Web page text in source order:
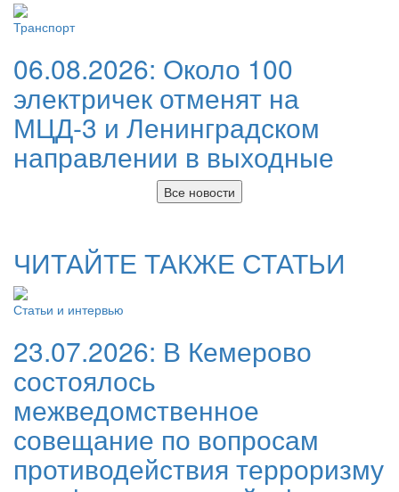
Транспорт
06.08.2026: Около 100
электричек отменят на
МЦД-3 и Ленинградском
направлении в выходные
Все новости
ЧИТАЙТЕ ТАКЖЕ СТАТЬИ
Статьи и интервью
23.07.2026: В Кемерово
состоялось
межведомственное
совещание по вопросам
противодействия терроризму